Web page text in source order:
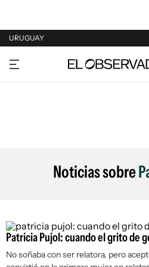
URUGUAY
URUGUAY
ARGENTINA
Noticias sobre
Patricia Pujol: cuando el grito de
No soñaba con ser relatora, pero